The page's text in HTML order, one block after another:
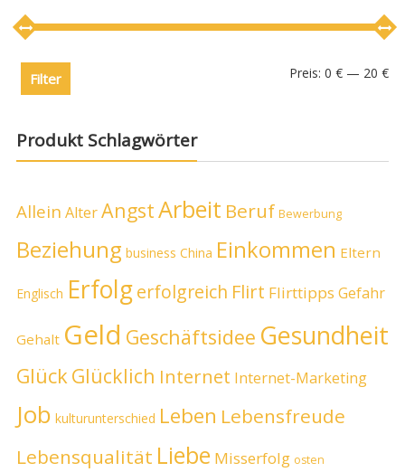
Filter Preis:0 € — 20 €
Produkt Schlagwörter
Allein AlterAngstArbeit Beruf Bewerbung
Beziehung business China Einkommen Eltern
Englisch Erfolgerfolgreich Flirt Flirttipps Gefahr
Gehalt Geld Geschäftsidee Gesundheit
GlückGlücklich Internet Internet-Marketing
Job kulturunterschied Leben Lebensfreude
Lebensqualität Liebe Misserfolg osten